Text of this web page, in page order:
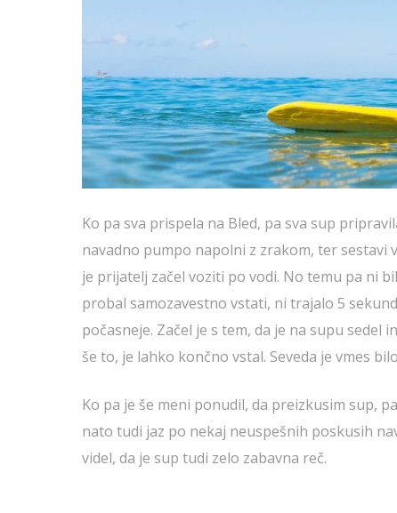
Ko pa sva prispela na Bled, pa sva sup
navadno pumpo napolni z zrakom, ter sestavi
je prijatelj začel voziti po vodi. No temu pa ni
probal samozavestno vstati, ni trajalo 5
počasneje. Začel je s tem, da je na supu
še to, je lahko končno vstal. Seveda je vmes
Ko pa je še meni ponudil, da preizkusim sup,
nato tudi jaz po nekaj neuspešnih poskusih
videl, da je sup tudi zelo zabavna reč.